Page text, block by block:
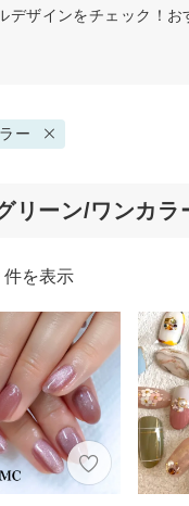
デザインをチェック！
ー
リーン/ワンカラ
件を表示